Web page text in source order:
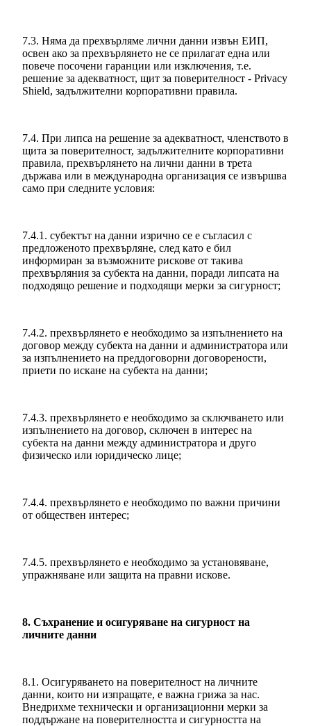
7.3. Няма да прехвърляме лични данни извън ЕИП,
освен ако за прехвърлянето не се прилагат една или
повече посочени гаранции или изключения, т.е.
решение за адекватност, щит за поверителност - Privacy
Shield, задължителни корпоративни правила.
7.4. При липса на решение за адекватност, членството в
щита за поверителност, задължителните корпоративни
правила, прехвърлянето на лични данни в трета
държава или в международна организация се извършва
само при следните условия:
7.4.1. субектът на данни изрично се е съгласил с
предложеното прехвърляне, след като е бил
информиран за възможните рискове от такива
прехвърляния за субекта на данни, поради липсата на
подходящо решение и подходящи мерки за сигурност;
7.4.2. прехвърлянето е необходимо за изпълнението на
договор между субекта на данни и администратора или
за изпълнението на преддоговорни договорености,
приети по искане на субекта на данни;
7.4.3. прехвърлянето е необходимо за сключването или
изпълнението на договор, сключен в интерес на
субекта на данни между администратора и друго
физическо или юридическо лице;
7.4.4. прехвърлянето е необходимо по важни причини
от обществен интерес;
7.4.5. прехвърлянето е необходимо за установяване,
упражняване или защита на правни искове.
8. Съхранение и осигуряване на сигурност на
личните данни
8.1. Осигуряването на поверителност на личните
данни, които ни изпращате, е важна грижа за нас.
Внедрихме технически и организационни мерки за
поддържане на поверителността и сигурността на